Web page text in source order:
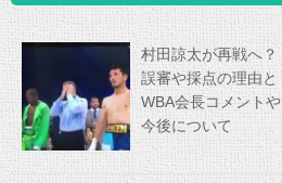
村田諒太が再戦へ？
誤審や採点の理由と
WBA会長コメントや
今後について